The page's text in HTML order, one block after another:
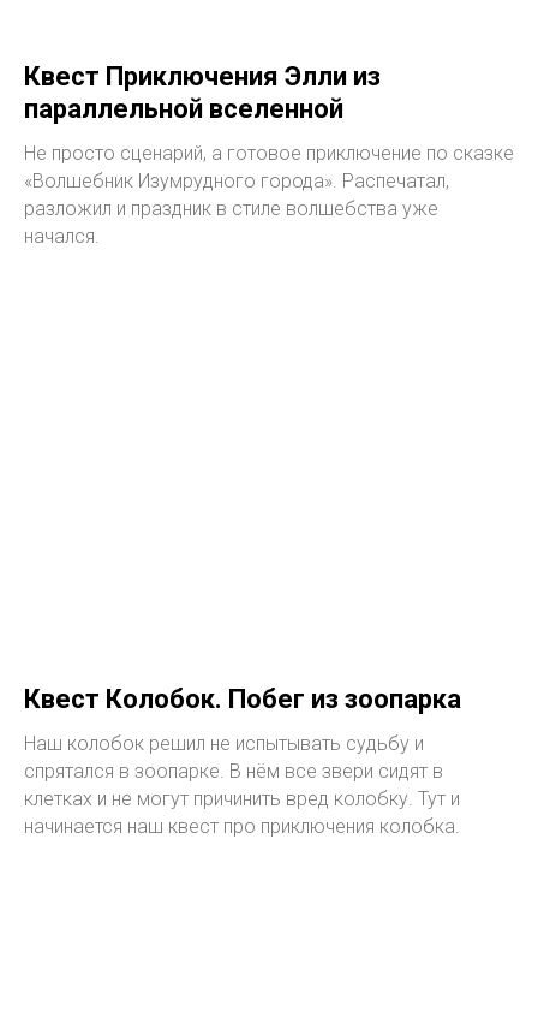
Квест Приключения Элли из
параллельной вселенной
Не просто сценарий, а готовое приключение по сказке
«Волшебник Изумрудного города». Распечатал,
разложил и праздник в стиле волшебства уже
начался.
Квест Колобок. Побег из зоопарка
Наш колобок решил не испытывать судьбу и
спрятался в зоопарке. В нём все звери сидят в
клетках и не могут причинить вред колобку. Тут и
начинается наш квест про приключения колобка.